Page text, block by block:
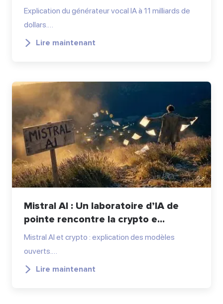
Explication du générateur vocal IA à 11 milliards de
dollars.…
Lire maintenant
Mistral AI : Un laboratoire d’IA de
pointe rencontre la crypto e...
Mistral AI et crypto : explication des modèles
ouverts.…
Lire maintenant